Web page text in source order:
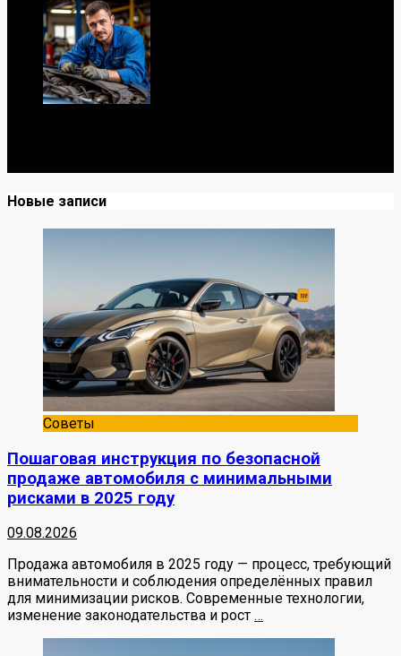
Новые записи
Советы
Пошаговая инструкция по безопасной
продаже автомобиля с минимальными
рисками в 2025 году
09.08.2026
Продажа автомобиля в 2025 году — процесс, требующий
внимательности и соблюдения определённых правил
для минимизации рисков. Современные технологии,
изменение законодательства и рост …